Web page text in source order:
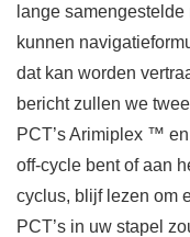
lange
kunnen
dat kan worden
bericht zullen we
PCT’s Arimiplex ™
off-cycle bent of aan
cyclus, blijf lezen om
PCT’s in uw stapel